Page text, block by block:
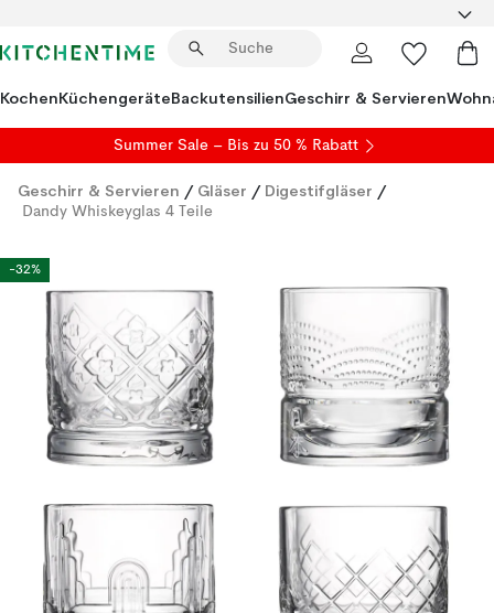
KochenKüchengeräteBackutensilienGeschirr & Servieren
Summer Sale – Bis zu 50 % Rabatt
Geschirr & Servieren / Gläser / Digestifgläser /
Dandy Whiskeyglas 4 Teile
-32%